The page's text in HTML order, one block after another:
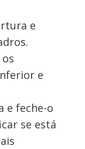
e
e
e feche-o
se está